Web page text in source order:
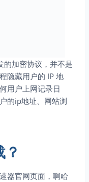
的加密协议，并不是
隐藏用户的 IP 地
用户上网记录日
的ip地址、网站浏
器官网页面，啊哈